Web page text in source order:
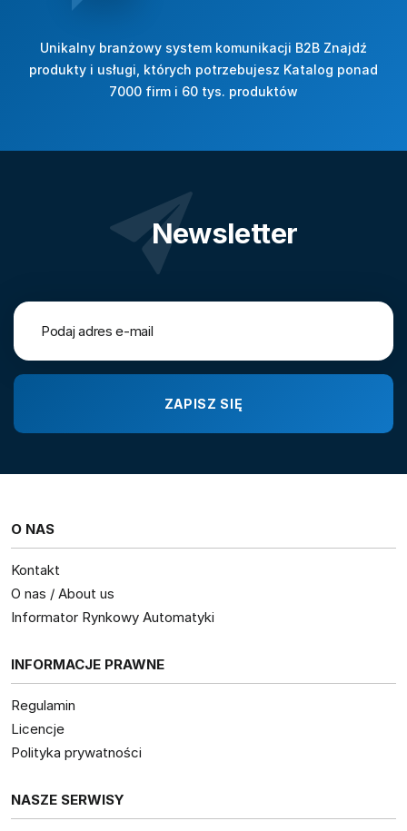
Unikalny branżowy system komunikacji B2B Znajdź
produkty i usługi, których potrzebujesz Katalog ponad
7000 firm i 60 tys. produktów
Newsletter
O NAS
Kontakt
O nas / About us
Informator Rynkowy Automatyki
INFORMACJE PRAWNE
Regulamin
Licencje
Polityka prywatności
NASZE SERWISY